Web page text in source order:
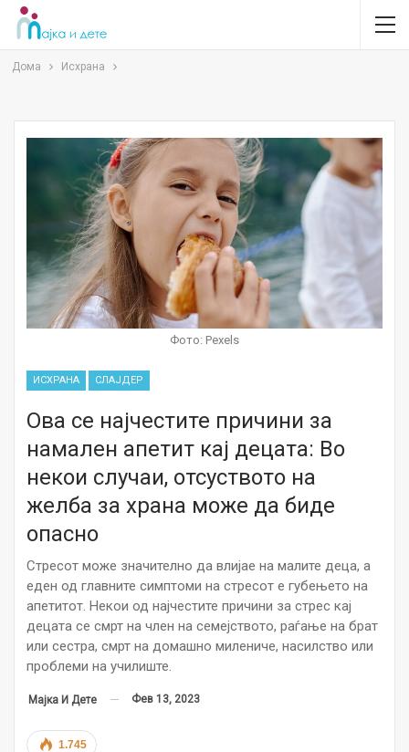
Дома Исхрана
Фото: Pexels
ИСХРАНА СЛАЈДЕР
Ова се најчестите причини за
намален апетит кај децата: Во
некои случаи, отсуството на
желба за храна може да биде
опасно
Стресот може значително да влијае на малите деца, а
еден од главните симптоми на стресот е губењето на
апетитот. Некои од најчестите причини за стрес кај
децата се смрт на член на семејството, раѓање на брат
или сестра, смрт на домашно милениче, насилство или
проблеми на училиште.
Мајка И Дете Фев 13, 2023
1.745